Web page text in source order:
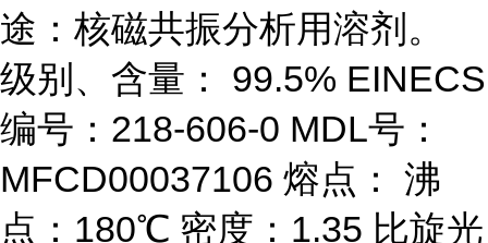
途：核磁共振分析用溶剂。
级别、含量： 99.5% EINECS
编号：218-606-0 MDL号：
MFCD00037106 熔点： 沸
点：180℃ 密度：1.35 比旋光